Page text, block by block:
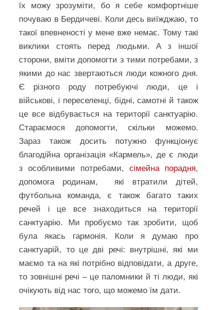
їх можу зрозуміти, бо я себе комфортніше
почуваю в Бердичеві. Коли десь виїжджаю, то
такої впевненості у мене вже немає. Тому такі
виклики стоять перед людьми. А з іншої
сторони, вміти допомогти з тими потребами, з
якими до нас звертаються люди кожного дня.
Є різного роду потребуючі люди, це і
військові, і переселенці, бідні, самотні й також
це все відбувається на території санктуарію.
Стараємося допомогти, скільки можемо.
Зараз також досить потужно функціонує
благодійна організація «Кармель», де є люди
з особливими потребами, сімейна порадня,
допомога родинам, які втратили дітей,
футбольна команда, є також багато таких
речей і це все знаходиться на території
санктуарію. Ми пробуємо так зробити, щоб
була якась гармонія. Коли я думаю про
санктуарій, то це дві речі: внутрішні, які ми
маємо та на які потрібно відповідати, а друге,
то зовнішні речі – це паломники й ті люди, які
очікують від нас того, що можемо їм дати.